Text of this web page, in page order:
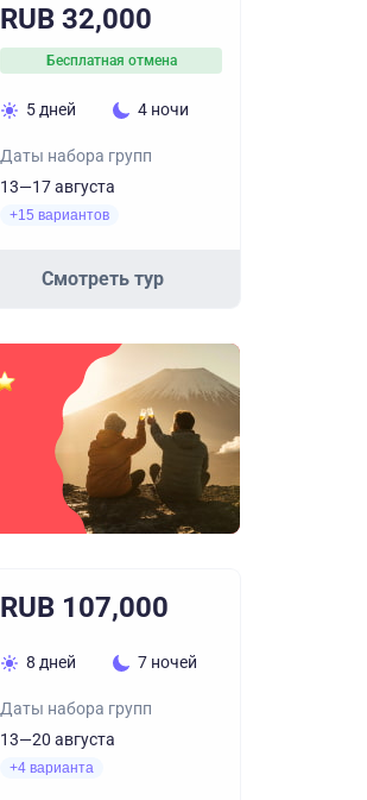
RUB 32,000
Бесплатная отмена
5 дней 4 ночи
Даты набора групп
13—17 августа
+15 вариантов
Смотреть тур
RUB 107,000
8 дней 7 ночей
Даты набора групп
13—20 августа
+4 варианта